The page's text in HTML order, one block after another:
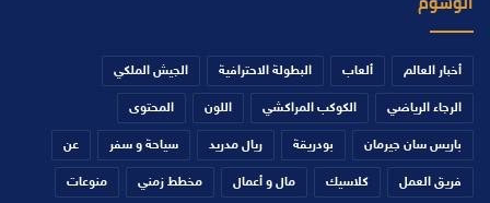
أخبار العالم ألعاب البطولة الاحترافية الجيش الملكي
الرجاء الرياضي الكوكب المراكشي اللون المحتوى
باريس سان جيرمان بودريقة ريال مدريد سياحة و سفر عن
فريق العمل كلاسيك مال و أعمال مخطط زمني منوعات